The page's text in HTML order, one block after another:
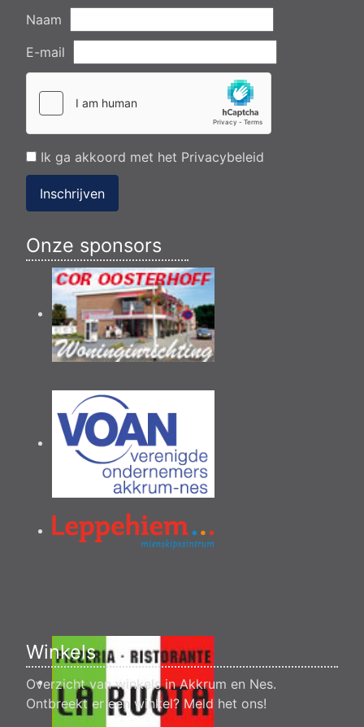
Naam
E-mail
Ik ga akkoord met het Privacybeleid
Inschrijven
Onze sponsors
Winkels
Overzicht van winkels in Akkrum en Nes.
Ontbreekt er een winkel?Meld het ons!